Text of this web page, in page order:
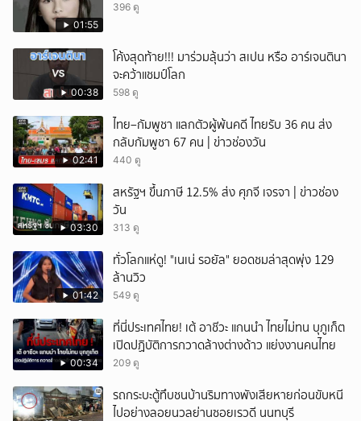
01:55
396 ดู
00:38
โค้งสุดท้าย!!! มาร่วมลุ้นว่า สเปน หรือ อาร์เจนตินา
จะคว้าแชมป์โลก
598 ดู
02:41
ไทย–กัมพูชา แลกตัวผู้พ้นคดี ไทยรับ 36 คน ส่ง
กลับกัมพูชา 67 คน | ข่าวช่องวัน
440 ดู
03:30
สหรัฐฯ ขึ้นภาษี 12.5% ส่ง ศุภจี เจรจา | ข่าวช่อง
วัน
313 ดู
01:42
ทั่วโลกแห่ดู! "เนเน่ รอยัล" ยอดชมล่าสุดพุ่ง 129
ล้านวิว
549 ดู
00:34
ที่นี่ประเทศไทย! เต้ อาชีวะ แกนนำ ไทยไม่ทน บุภูเก็ต
เปิดปฏิบัติการกวาดล้างต่างด้าว แย่งงานคนไทย
209 ดู
รถกระบะตู้ทึบชนบ้านริมทางพังเสียหายก่อนขับหนี
ไปอย่างลอยนวลย่านซอยเรวดี นนทบุรี